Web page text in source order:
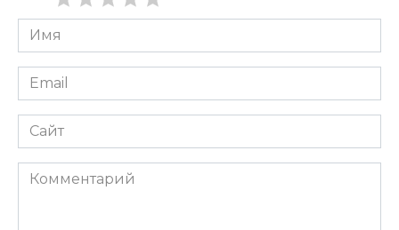
Имя
*
Email
*
Сайт
Комментарий